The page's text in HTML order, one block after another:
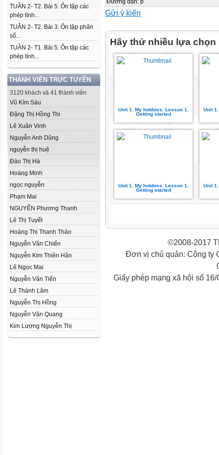
TUẦN 2- T2. Bài 5. Ôn tập các
phép tính...
TUẦN 2- T2. Bài 3. Ôn tập phân
số...
TUẦN 2- T1. Bài 5. Ôn tập các
phép tính...
THÀNH VIÊN TRỰC TUYẾN
3120 khách và 41 thành viên
Vũ Kím Sáu
Đặng Thị Hồng Thi
Lê Xuân Vinh
Nguyễn Anh Dũng
nguyễn thị huệ
Đào Thị Hà
Hoàng Minh
ngọc nguyễn
Phạm Mai
NGUYỄN Phương Thanh
Lê Thị Tuyết
Hoàng Thị Thanh Thảo
Nguyễn Văn Chiến
Nguyễn Kim Thiên Hân
Lê Ngọc Mai
Nguyễn Văn Tiến
Lê Thành Lâm
Nguyễn Thị Hồng
Nguyễn Văn Quang
Kim Lượng Nguyễn Thị
Đường dẫn: p
Gửi ý kiến
Hãy thử nhiều lựa chọn
Unit 1. My hobbies. Lesson 1.
Getting started
Unit
Unit 1. My hobbies. Lesson 1.
Getting started
Unit
©2008-2017
Đơn vị chủ quản: Công ty
Giấy phép mạng xã hội số